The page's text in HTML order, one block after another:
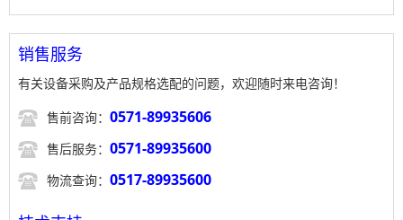
销售服务
有关设备采购及产品规格选配的问题，欢迎随时来电咨询！
 售前咨询： 0571-89935606
 售后服务： 0571-89935600
 物流查询： 0517-89935600